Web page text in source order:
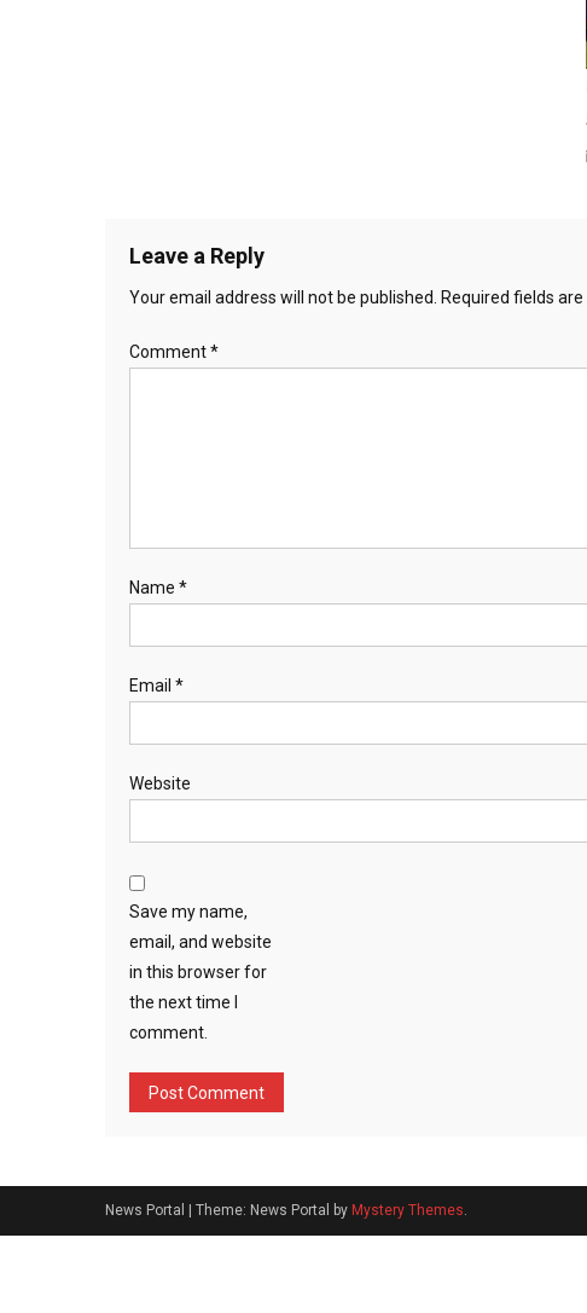
Leave a Reply
Your email address will not be published. Required fields
Comment*
Name *
Email *
Website
Save my name,
email, and website
in this browser for
the next time I
comment.
News Portal Theme: News Portal by Mystery Themes.